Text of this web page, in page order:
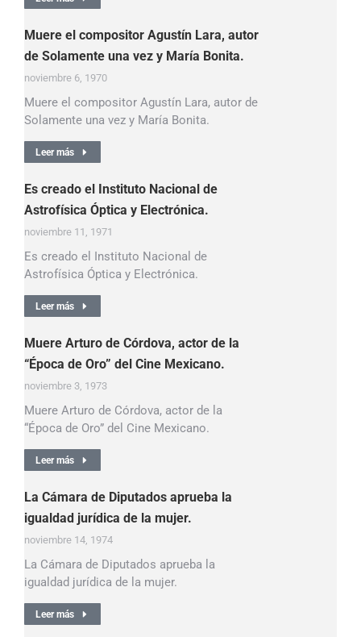
Muere el compositor Agustín Lara, autor
de Solamente una vez y María Bonita.
noviembre 6, 1970
Muere el compositor Agustín Lara, autor de
Solamente una vez y María Bonita.
Leer más
Es creado el Instituto Nacional de
Astrofísica Óptica y Electrónica.
noviembre 11, 1971
Es creado el Instituto Nacional de
Astrofísica Óptica y Electrónica.
Leer más
Muere Arturo de Córdova, actor de la
“Época de Oro” del Cine Mexicano.
noviembre 3, 1973
Muere Arturo de Córdova, actor de la
“Época de Oro” del Cine Mexicano.
Leer más
La Cámara de Diputados aprueba la
igualdad jurídica de la mujer.
noviembre 14, 1974
La Cámara de Diputados aprueba la
igualdad jurídica de la mujer.
Leer más